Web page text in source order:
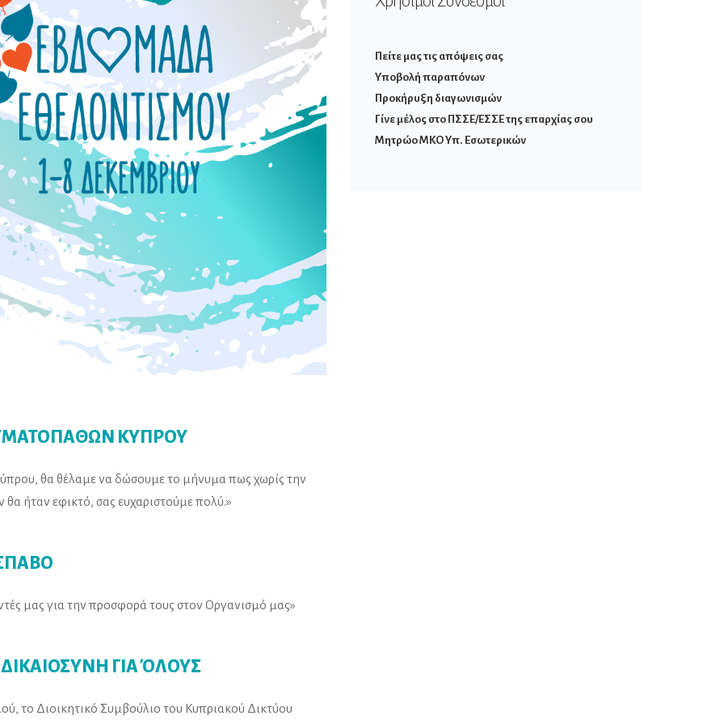
ΚΥΠΡΟΥ
θα θέλαμε να δώσουμε το μήνυμα πως χωρίς την
ήταν εφικτό, σας ευχαριστούμε πολύ.»
μας για την προσφορά τους στον Οργανισμό μας»
ΓΙΑ ΌΛΟΥΣ
το Διοικητικό Συμβούλιο του Κυπριακού Δικτύου
Πείτε μας τις απόψεις σας
Υποβολή παραπόνων
Προκήρυξη διαγωνισμών
Γίνε μέλος στο ΠΣΣΕ/ΕΣΣΕ της επαρχίας σου
Μητρώο ΜΚΟ Υπ. Εσωτερικών